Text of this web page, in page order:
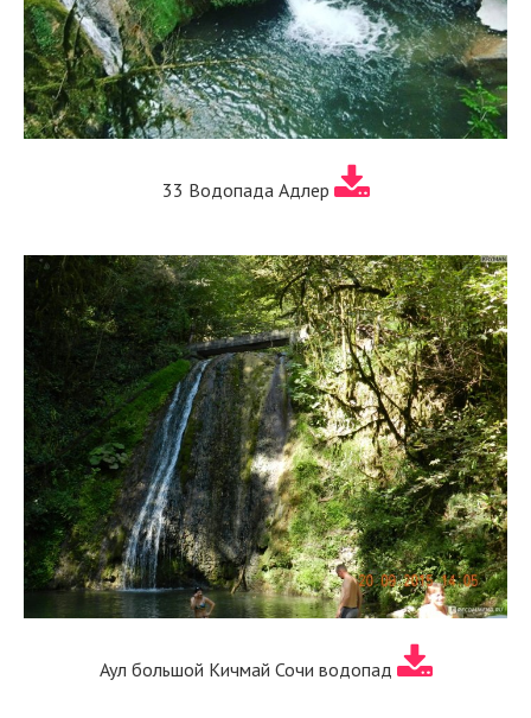
33 Водопада Адлер
Аул большой Кичмай Сочи водопад